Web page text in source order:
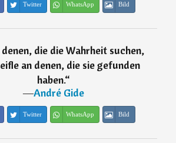
Twitter WhatsApp Bild
denen, die die Wahrheit suchen,
an denen, die sie gefunden
haben.“
―André Gide
Twitter WhatsApp Bild